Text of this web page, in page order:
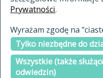
Prywatności.
Wyrażam zgodę na
Tylko niezbędne do
Wszystkie (także
odwiedzin)
indeksie
a